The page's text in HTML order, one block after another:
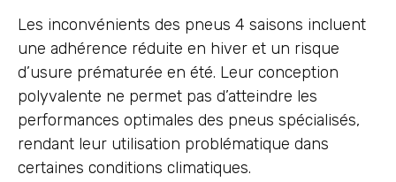
Les inconvénients des pneus 4 saisons incluent
une adhérence réduite en hiver et un risque
d’usure prématurée en été. Leur conception
polyvalente ne permet pas d’atteindre les
performances optimales des pneus spécialisés,
rendant leur utilisation problématique dans
certaines conditions climatiques.